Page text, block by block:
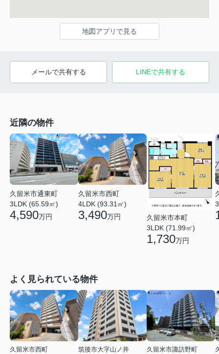
地図アプリで見る
メールで共有する LINEで共有する
近隣の物件
久留米市通東町
3LDK (65.59㎡)
4,590万円
久留米市西町
4LDK (93.31㎡)
3,490万円
久留米市本町
3LDK (71.99㎡)
1,730万円
よく見られている物件
久留米市西町
筑後市大字山ノ井
久留米市諏訪野町